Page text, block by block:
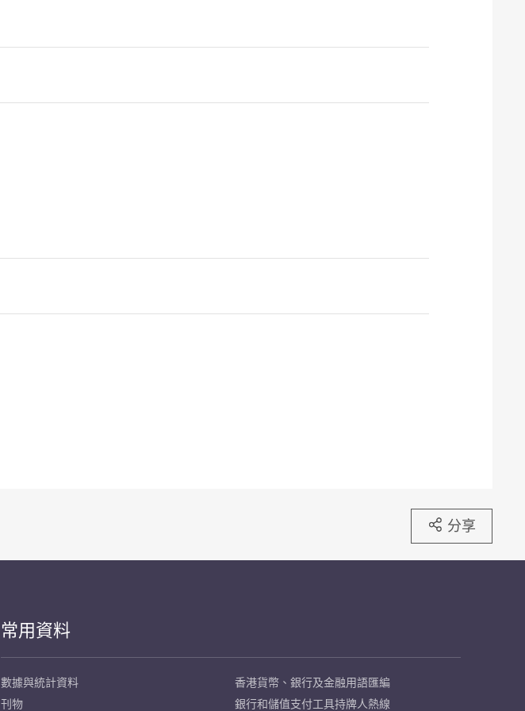
分享
常用資料
數據與統計資料
刊物
香港貨幣、銀行及金融用語匯編
銀行和儲值支付工具持牌人熱線